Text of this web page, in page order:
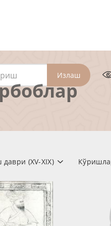
Излаш
(XV-XIX)